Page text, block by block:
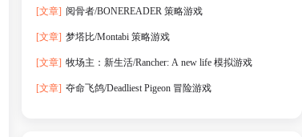
[文章] 阅骨者/BONEREADER 策略游戏
[文章] 梦塔比/Montabi 策略游戏
[文章] 牧场主：新生活/Rancher: A new life 模拟游戏
[文章] 夺命飞鸽/Deadliest Pigeon 冒险游戏